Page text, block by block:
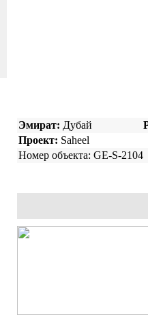
Эмират: Дубай
Проект: Saheel
Номер объекта: GE-S-2104